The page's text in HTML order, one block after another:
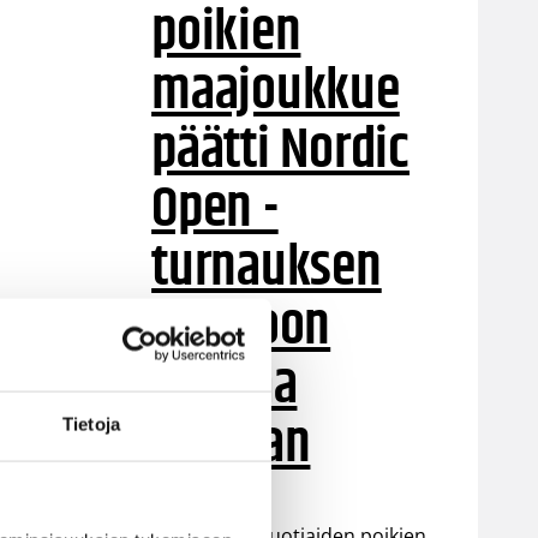
Tietoja
poikien
maajoukkue
päätti Nordic
Open -
turnauksen
tappioon
Latviaa
vastaan